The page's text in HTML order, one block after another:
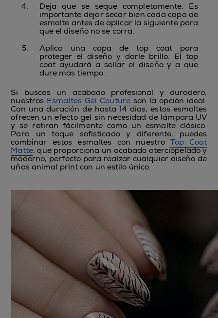
Deja que se seque completamente. Es
importante dejar secar bien cada capa de
esmalte antes de aplicar la siguiente para
que el diseño no se corra.
Aplica una capa de top coat para
proteger el diseño y darle brillo. El top
coat ayudará a sellar el diseño y a que
dure más tiempo.
Si buscas un acabado profesional y duradero,
nuestros Esmaltes Gel Coutureson la opción ideal.
Con una duración de hasta 14 días, estos esmaltes
ofrecen un efecto gel sin necesidad de lámpara UV
y se retiran fácilmente como un esmalte clásico.
Para un toque sofisticado y diferente, puedes
combinar estos esmaltes con nuestroTop Coat
Matte, que proporciona un acabado aterciopelado y
moderno, perfecto para realzar cualquier diseño de
uñas animal print con un estilo único.